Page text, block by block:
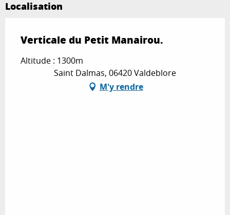
Localisation
Verticale du Petit Manairou.
Altitude : 1300m
Saint Dalmas, 06420 Valdeblore
M'y rendre